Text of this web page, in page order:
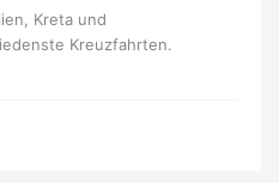
Kreta und
Kreuzfahrten.